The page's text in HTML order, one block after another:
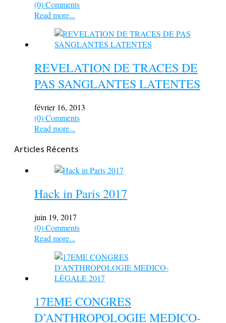
(0) Comments
Read more...
REVELATION DE TRACES DE
PAS SANGLANTES LATENTES
février 16, 2013
(0) Comments
Read more...
Articles Récents
Hack in Paris 2017
juin 19, 2017
(0) Comments
Read more...
17EME CONGRES
D’ANTHROPOLOGIE MEDICO-